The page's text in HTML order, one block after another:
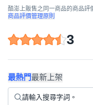
本商品之外包裝、製造日期、有效期
理等緣故，與實際商
酷澎上販售之同一商品的商品評
商品評價管理原則
3
最熱門最新上架